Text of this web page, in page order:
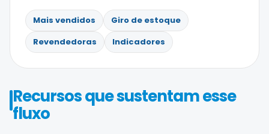
Mais vendidos
Giro de estoque
Revendedoras
Indicadores
Recursos que sustentam esse
fluxo